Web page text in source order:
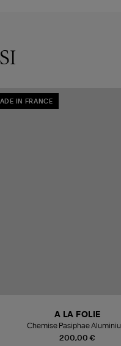
IN FRANCE
200,00 €
A LA FOLIE
Chemise Pasiphae